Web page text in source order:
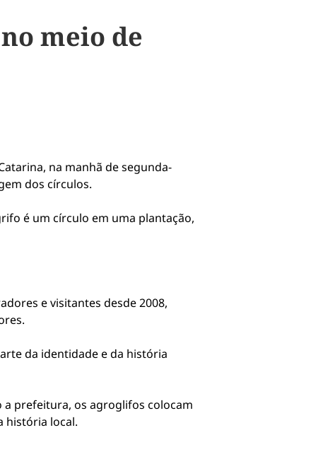
meio de
na manhã de segunda-
dos círculos.
é um círculo em uma plantação,
e visitantes desde 2008,
da identidade e da história
prefeitura, os agroglifos colocam
história local.